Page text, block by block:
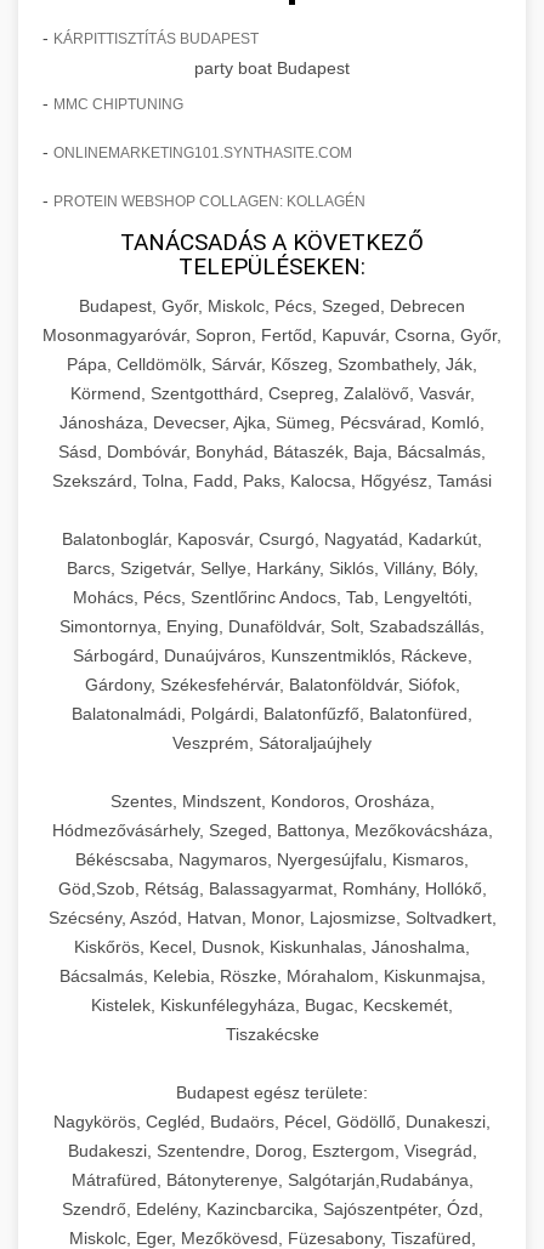
- KÁRPITTISZTÍTÁS BUDAPEST
party boat Budapest
- MMC CHIPTUNING
- ONLINEMARKETING101.SYNTHASITE.COM
- PROTEIN WEBSHOP COLLAGEN: KOLLAGÉN
TANÁCSADÁS A KÖVETKEZŐ
TELEPÜLÉSEKEN:
Budapest, Győr, Miskolc, Pécs, Szeged, Debrecen
Mosonmagyaróvár, Sopron, Fertőd, Kapuvár, Csorna, Győr,
Pápa, Celldömölk, Sárvár, Kőszeg, Szombathely, Ják,
Körmend, Szentgotthárd, Csepreg, Zalalövő, Vasvár,
Jánosháza, Devecser, Ajka, Sümeg, Pécsvárad, Komló,
Sásd, Dombóvár, Bonyhád, Bátaszék, Baja, Bácsalmás,
Szekszárd, Tolna, Fadd, Paks, Kalocsa, Hőgyész, Tamási
Balatonboglár, Kaposvár, Csurgó, Nagyatád, Kadarkút,
Barcs, Szigetvár, Sellye, Harkány, Siklós, Villány, Bóly,
Mohács, Pécs, Szentlőrinc Andocs, Tab, Lengyeltóti,
Simontornya, Enying, Dunaföldvár, Solt, Szabadszállás,
Sárbogárd, Dunaújváros, Kunszentmiklós, Ráckeve,
Gárdony, Székesfehérvár, Balatonföldvár, Siófok,
Balatonalmádi, Polgárdi, Balatonfűzfő, Balatonfüred,
Veszprém, Sátoraljaújhely
Szentes, Mindszent, Kondoros, Orosháza,
Hódmezővásárhely, Szeged, Battonya, Mezőkovácsháza,
Békéscsaba, Nagymaros, Nyergesújfalu, Kismaros,
Göd,Szob, Rétság, Balassagyarmat, Romhány, Hollókő,
Szécsény, Aszód, Hatvan, Monor, Lajosmizse, Soltvadkert,
Kiskőrös, Kecel, Dusnok, Kiskunhalas, Jánoshalma,
Bácsalmás, Kelebia, Röszke, Mórahalom, Kiskunmajsa,
Kistelek, Kiskunfélegyháza, Bugac, Kecskemét,
Tiszakécske
Budapest egész területe:
Nagykörös, Cegléd, Budaörs, Pécel, Gödöllő, Dunakeszi,
Budakeszi, Szentendre, Dorog, Esztergom, Visegrád,
Mátrafüred, Bátonyterenye, Salgótarján,Rudabánya,
Szendrő, Edelény, Kazincbarcika, Sajószentpéter, Ózd,
Miskolc, Eger, Mezőkövesd, Füzesabony, Tiszafüred,